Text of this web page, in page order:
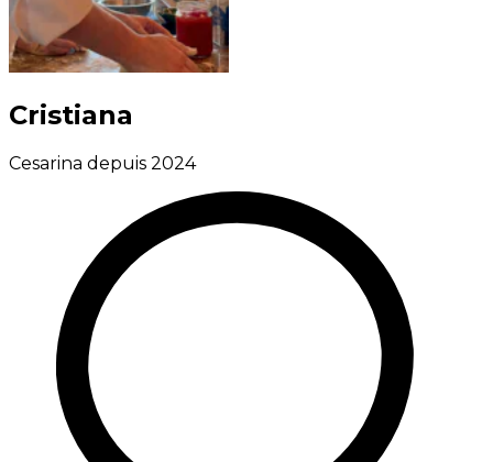
Cristiana
Cesarina depuis 2024